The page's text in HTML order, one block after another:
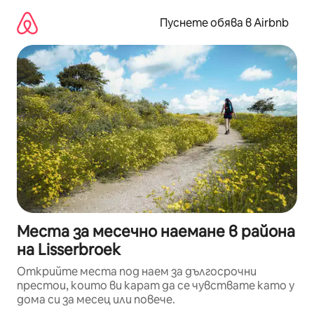
съдържанието
Пуснете обява в Airbnb
Места за месечно наемане в района
на Lisserbroek
Открийте места под наем за дългосрочни
престои, които ви карат да се чувствате като у
дома си за месец или повече.